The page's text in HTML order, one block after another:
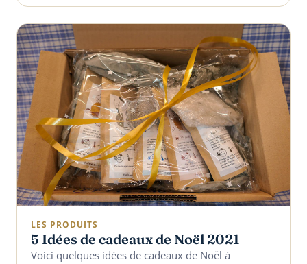
LES PRODUITS
5 Idées de cadeaux de Noël 2021
Voici quelques idées de cadeaux de Noël à